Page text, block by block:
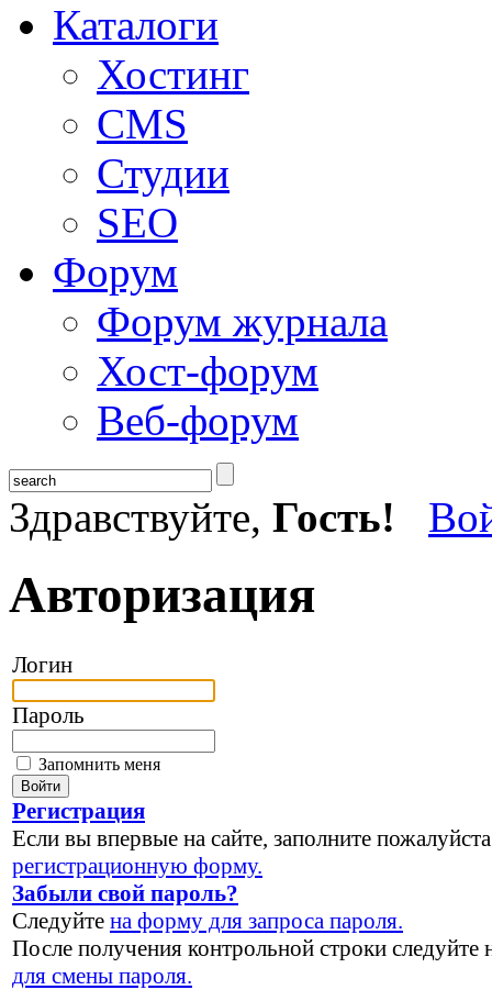
Каталоги
Хостинг
CMS
Студии
SEO
Форум
Форум журнала
Хост-форум
Веб-форум
Здравствуйте, Гость!
Авторизация
Логин
Пароль
Запомнить меня
Регистрация
Если вы впервые на сайте, заполните пожалуйста
регистрационную форму.
Забыли свой пароль?
Следуйте на форму для запроса пароля.
После получения контрольной строки следуйте
для смены пароля.